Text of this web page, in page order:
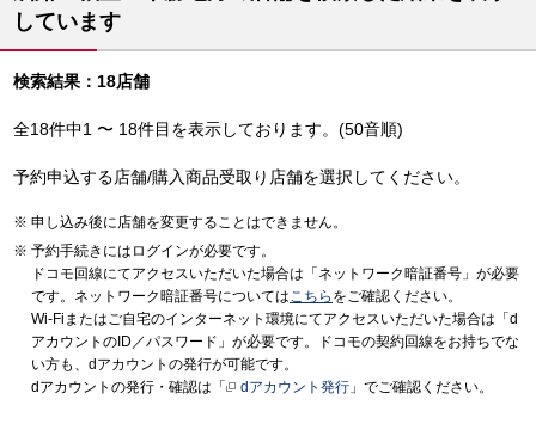
しています
検索結果：18店舗
全18件中1 〜 18件目を表示しております。(50音順)
予約申込する店舗/購入商品受取り店舗を選択してください。
申し込み後に店舗を変更することはできません。
予約手続きにはログインが必要です。
ドコモ回線にてアクセスいただいた場合は「ネットワーク暗証番号」が必要
です。ネットワーク暗証番号についてはこちら をご確認ください。
Wi-Fiまたはご自宅のインターネット環境にてアクセスいただいた場合は「d
アカウントのID／パスワード」が必要です。ドコモの契約回線をお持ちでな
い方も、dアカウントの発行が可能です。
dアカウントの発行・確認は「
dアカウント発行 」でご確認ください。